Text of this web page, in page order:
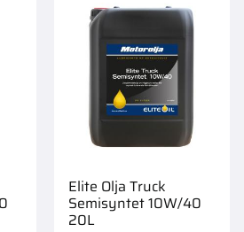
Elite Olja Truck
Semisyntet 10W/40
20L